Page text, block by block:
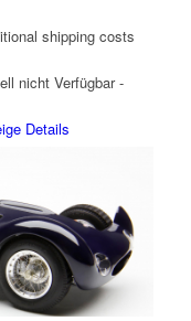
shipping costs
nicht Verfügbar -
Details